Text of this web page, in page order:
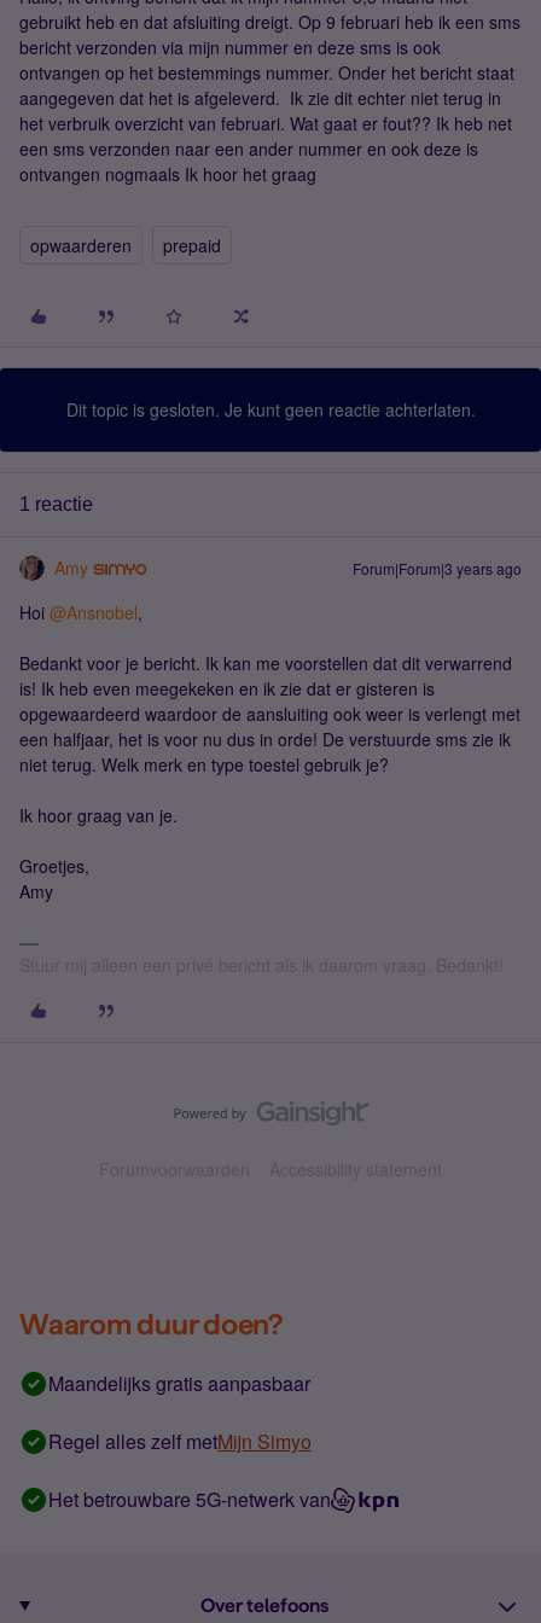
gebruikt heb en dat afsluiting dreigt. Op 9 februari heb ik een sms
bericht verzonden via mijn nummer en deze sms is ook
ontvangen op het bestemmings nummer. Onder het bericht staat
aangegeven dat het is afgeleverd. Ik zie dit echter niet terug in
het verbruik overzicht van februari. Wat gaat er fout?? Ik heb net
een sms verzonden naar een ander nummer en ook deze is
ontvangen nogmaals Ik hoor het graag
opwaarderen prepaid
Dit topic is gesloten. Je kunt geen reactie achterlaten.
1 reactie
Amy Forum|Forum|3 years ago
Hoi @Ansnobel,
Bedankt voor je bericht. Ik kan me voorstellen dat dit verwarrend
is! Ik heb even meegekeken en ik zie dat er gisteren is
opgewaardeerd waardoor de aansluiting ook weer is verlengt met
een halfjaar, het is voor nu dus in orde! De verstuurde sms zie ik
niet terug. Welk merk en type toestel gebruik je?
Ik hoor graag van je.
Groetjes,
Amy
Stuur mij alleen een privé bericht als ik daarom vraag. Bedankt!
Forumvoorwaarden Accessibility statement
Waarom duur doen?
Maandelijks gratis aanpasbaar
Regel alles zelf metMijn Simyo
Het betrouwbare 5G-netwerk van
Over telefoons